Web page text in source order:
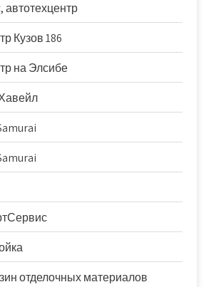
автотехцентр
Кузов 186
на Элсибе
отделочных материалов